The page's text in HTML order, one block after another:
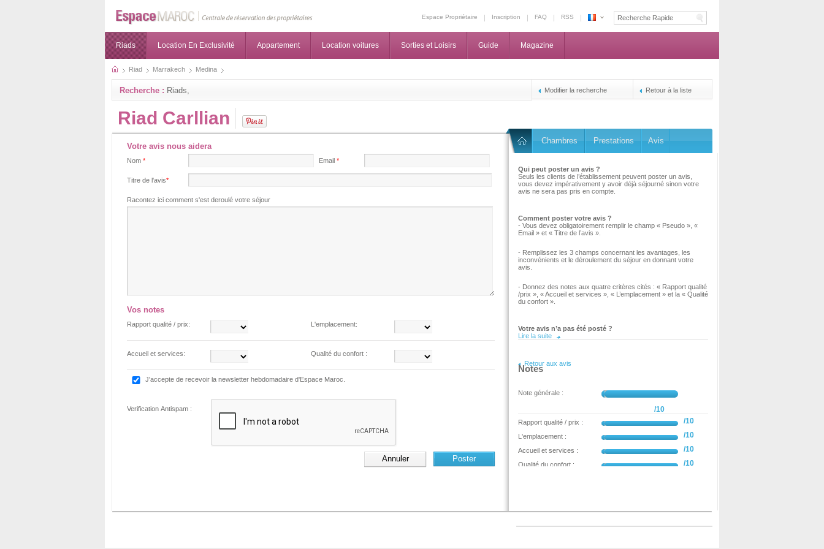
Espace Propriétaire Inscription FAQ
RSS
Riads Location En Exclusivité Appartement Location voitures Sorties et Loisirs Guide Magazine
Riad Marrakech Medina
Recherche : Riads, Modifier la recherche Retour à la liste
Riad Carllian
Votre avis nous aidera
Nom * Email *
Titre de l'avis*
Racontez ici comment s'est deroulé votre séjour
Vos notes
Rapport qualité / prix: L'emplacement:
Accueil et services: Qualité du confort :
J'accepte de recevoir la newsletter hebdomadaire d'Espace Maroc.
Verification Antispam :
Chambres Prestations Avis
Qui peut poster un avis ?
Seuls les clients de l’établissement peuvent poster un avis,
vous devez impérativement y avoir déjà séjourné sinon votre
avis ne sera pas pris en compte.
Comment poster votre avis ?
- Vous devez obligatoirement remplir le champ « Pseudo », «
Email » et « Titre de l’avis ».
- Remplissez les 3 champs concernant les avantages, les
inconvénients et le déroulement du séjour en donnant votre
avis.
- Donnez des notes aux quatre critères cités : « Rapport qualité
/prix », « Accueil et services », « L’emplacement » et la « Qualité
du confort ».
Votre avis n’a pas été posté ?
Lire la suite
Retour aux avis
Notes
Note générale :
/10
Rapport qualité / prix : /10
L'emplacement : /10
Accueil et services : /10
Qualité du confort : /10